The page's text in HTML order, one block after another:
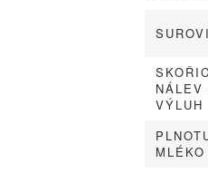
NÁLEV
VÝLUH